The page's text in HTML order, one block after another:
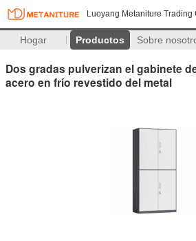
Luoyang Metaniture Trading
Hogar Productos Sobre
Dos gradas pulverizan el gabinete
acero en frío revestido del metal